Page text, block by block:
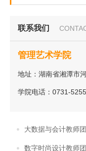
联系我们
管理艺术学院
地址：湖南省湘潭市
学院电话：0731-
大数据与会计教师
数字时尚设计教师